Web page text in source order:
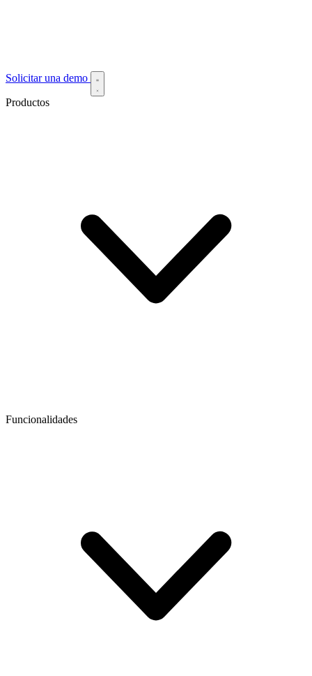
Solicitar una demo
Productos
Funcionalidades